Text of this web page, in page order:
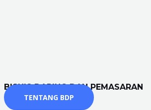
BISNIS DARING DAN PEMASARAN
TENTANG BDP